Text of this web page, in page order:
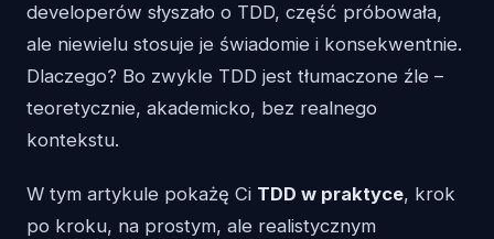
developerów słyszało o TDD, część próbowała,
ale niewielu stosuje je świadomie i konsekwentnie.
Dlaczego? Bo zwykle TDD jest tłumaczone źle –
teoretycznie, akademicko, bez realnego
kontekstu.
W tym artykule pokażę Ci TDD w praktyce, krok
po kroku, na prostym, ale realistycznym